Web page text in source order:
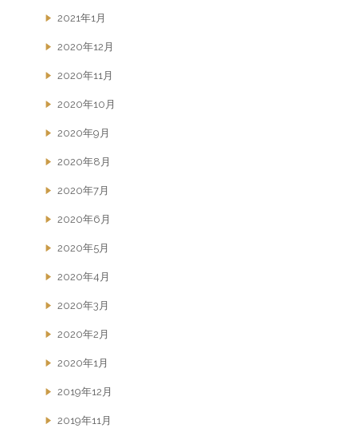
2021年1月
2020年12月
2020年11月
2020年10月
2020年9月
2020年8月
2020年7月
2020年6月
2020年5月
2020年4月
2020年3月
2020年2月
2020年1月
2019年12月
2019年11月